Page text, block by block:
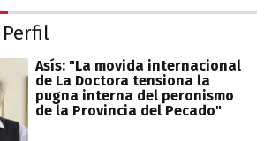
Asís: "La movida internacional
de La Doctora tensiona la
pugna interna del peronismo
de la Provincia del Pecado"